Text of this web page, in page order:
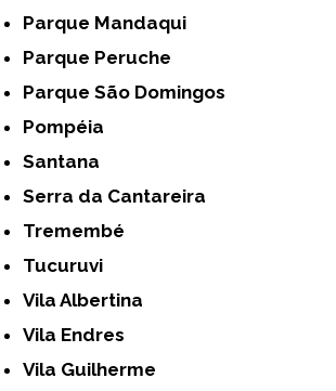
Parque Mandaqui
Parque Peruche
Parque São Domingos
Pompéia
Santana
Serra da Cantareira
Tremembé
Tucuruvi
Vila Albertina
Vila Endres
Vila Guilherme